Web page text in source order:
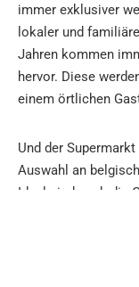
immer exklusiver
lokaler und
Jahren kommen
hervor. Diese
einem örtlichen
Und der
Auswahl an
Ideal sind auch die